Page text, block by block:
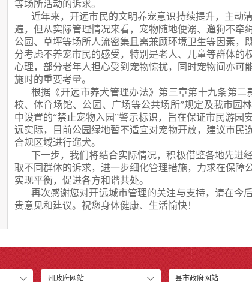
等场所活动的诉求。
近年来，开远市民的文明养宠意识持续提升，主动
遍，但从实际管理情况来看，宠物随地便溺、遛狗不牵
公园、草坪等场所人流密集且需兼顾环境卫生等因素，
分考虑不养宠市民的感受，特别是老人、儿童等群体的
心理，部分老年人担心受到宠物惊扰，同时宠物间亦可
施时的重要考量。
根据《开远市养犬管理办法》第三章第十九条第二
校、体育场馆、公园、广场等公共场所”规定及我市园
中设置的“禁止宠物入园”警示标识，旨在保证市民游园
远实际，目前公园绿地暂不适宜对宠物开放，建议市民
合规区域进行遛犬。
下一步，我们将结合实际情况，积极借鉴各地先进
取不同群体的诉求，进一步细化管理措施，力求在保障
实现平衡，促进各方和谐共处。
再次感谢您对开远城市管理的关注与支持，请在今
贵意见和建议。祝您身体健康、生活愉快！
州政府网站 县市政府网站